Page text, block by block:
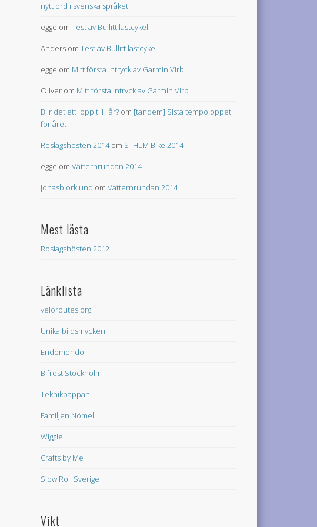
nytt ord i svenska språket
egge omTest av Bullitt lastcykel
Anders omTest av Bullitt lastcykel
egge om Mitt första intryck av Garmin Virb
Oliver om Mitt första intryck av Garmin Virb
Blir det ett lopp till i år? om [tandem] Sista tempoloppet
för året
Roslagshösten 2014om STHLM Bike 2014
egge omVätternrundan 2014
jonasbjorklund omVätternrundan 2014
Mest lästa
Roslagshösten 2012
Länklista
veloroutes.org
Unika bildsmycken
Endomondo
Bifrost Stockholm
Teknikpappan
Familjen Nömell
Wiggle
Crafts by Me
Slow Roll Sverige
Vikt